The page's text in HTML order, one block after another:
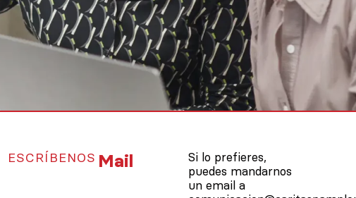
ESCRÍBENOS Mail
Si lo prefieres,
puedes mandarnos
un email a